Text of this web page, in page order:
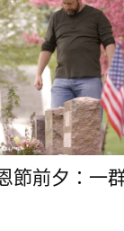
節前夕：一